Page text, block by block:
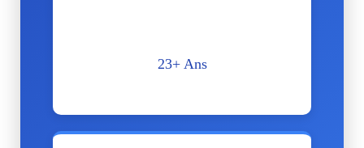
23+ Ans